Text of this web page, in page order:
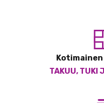
TAKUU, TUKI